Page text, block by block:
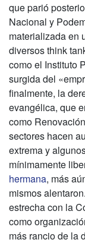
que parió
Nacional y
materializada en
diversos think
como el Instituto
surgida del
finalmente, la
evangélica, que
como
sectores hacen
extrema y
mínimamente
hermana, más
mismos
estrecha con la
como
más rancio de la